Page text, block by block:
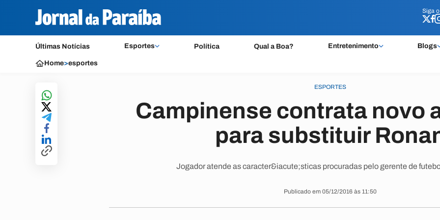
Siga o
Últimas Notícias Esportes Política Qual a Boa? Entretenimento Blogs
Siga o
Home>esportes
ESPORTES
Campinense contrata novo
para substituir
Jogador atende as caracter&iacute;sticas procuradas pelo gerente de
Publicado em 05/12/2016 às 11:50